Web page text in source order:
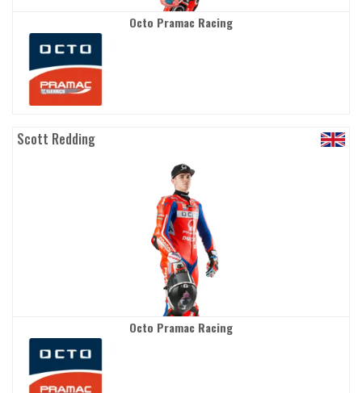
Octo Pramac Racing
Scott Redding
Octo Pramac Racing